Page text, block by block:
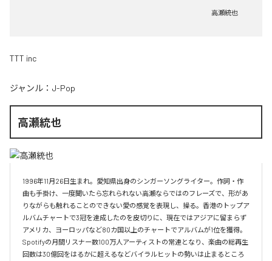
高瀬統也
TTT inc
ジャンル： J-Pop
高瀬統也
1996年11月26日生まれ。愛知県出身のシンガーソングライター。作詞・作
曲も手掛け、一度聞いたら忘れられない高瀬ならではのフレーズで、形があ
りながらも触れることのできない愛の感覚を表現し、操る。香港のトップア
ルバムチャートで3冠を達成したのを皮切りに、現在ではアジアに留まらず
アメリカ、ヨーロッパなど80カ国以上のチャートでアルバムが1位を獲得。
Spotifyの月間リスナー数100万人アーティストの常連となり、楽曲の総再生
回数は30億回をはるかに超えるなどバイラルヒットの勢いは止まるところ